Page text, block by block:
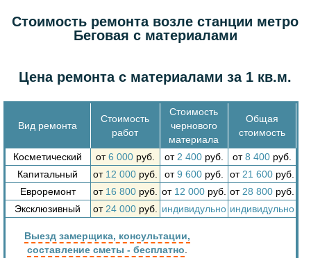
Стоимость ремонта возле станции метро
Беговая с материалами
Цена ремонта с материалами за 1 кв.м.
Вид ремонта
Стоимость
работ
Стоимость
чернового
материала
Общая
стоимость
Косметический от6 000руб. от 2 400руб. от8 400руб.
Капитальный
от 12 000руб. от9 600руб. от 21 600руб.
Евроремонт
от 16 800руб. от 12 000руб. от 28 800руб.
Эксклюзивный
от 24 000руб. индивидульно индивидульно
Выезд замерщика, консультации,
составление сметы - бесплатно